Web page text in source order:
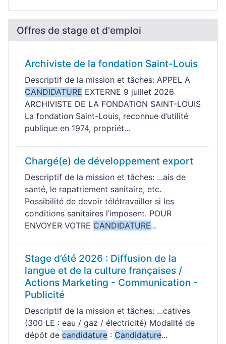
Offres de stage et d'emploi
Archiviste de la fondation Saint-Louis
Descriptif de la mission et tâches: APPEL A
CANDIDATURE EXTERNE 9 juillet 2026
ARCHIVISTE DE LA FONDATION SAINT-LOUIS
La fondation Saint-Louis, reconnue d’utilité
publique en 1974, propriét...
Chargé(e) de développement export
Descriptif de la mission et tâches: ...ais de
santé, le rapatriement sanitaire, etc.
Possibilité de devoir télétravailler si les
conditions sanitaires l’imposent. POUR
ENVOYER VOTRE CANDIDATURE...
Stage d’été 2026 : Diffusion de la
langue et de la culture françaises /
Actions Marketing - Communication -
Publicité
Descriptif de la mission et tâches: ...catives
(300 LE : eau / gaz / électricité) Modalité de
dépôt de candidature : Candidature...